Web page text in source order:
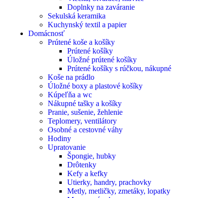
Doplnky na zaváranie
Sekulská keramika
Kuchynský textil a papier
Domácnosť
Prútené koše a košíky
Prútené košíky
Úložné prútené košíky
Prútené košíky s rúčkou, nákupné
Koše na prádlo
Úložné boxy a plastové košíky
Kúpeľňa a wc
Nákupné tašky a košíky
Pranie, sušenie, žehlenie
Teplomery, ventilátory
Osobné a cestovné váhy
Hodiny
Upratovanie
Špongie, hubky
Drôtenky
Kefy a kefky
Utierky, handry, prachovky
Metly, metličky, zmetáky, lopatky